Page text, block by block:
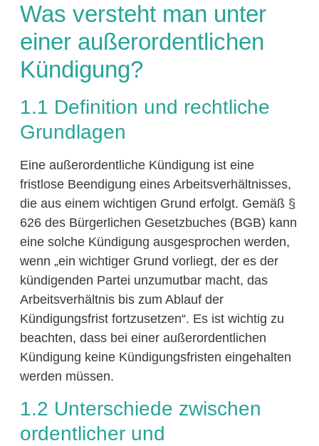
Was versteht man unter
einer außerordentlichen
Kündigung?
1.1 Definition und rechtliche
Grundlagen
Eine außerordentliche Kündigung ist eine
fristlose Beendigung eines Arbeitsverhältnisses,
die aus einem wichtigen Grund erfolgt. Gemäß §
626 des Bürgerlichen Gesetzbuches (BGB) kann
eine solche Kündigung ausgesprochen werden,
wenn „ein wichtiger Grund vorliegt, der es der
kündigenden Partei unzumutbar macht, das
Arbeitsverhältnis bis zum Ablauf der
Kündigungsfrist fortzusetzen“. Es ist wichtig zu
beachten, dass bei einer außerordentlichen
Kündigung keine Kündigungsfristen eingehalten
werden müssen.
1.2 Unterschiede zwischen
ordentlicher und